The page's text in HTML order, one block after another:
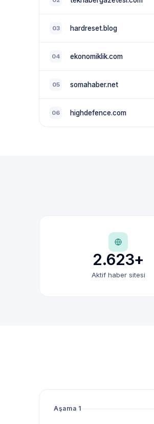
03 hardreset.blog
04 ekonomiklik.com
05 somahaber.net
06 highdefence.com
2.623+
Aktif haber sitesi
Aşama 1